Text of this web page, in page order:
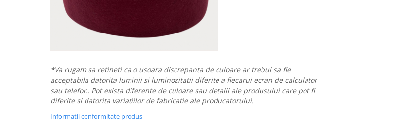
*Va rugam sa retineti ca o usoara discrepanta de culoare ar trebui sa fie
acceptabila datorita luminii si luminozitatii diferite a fiecarui ecran de calculator
sau telefon. Pot exista diferente de culoare sau detalii ale produsului care pot fi
diferite si datorita variatiilor de fabricatie ale producatorului.
Informatii conformitate produs